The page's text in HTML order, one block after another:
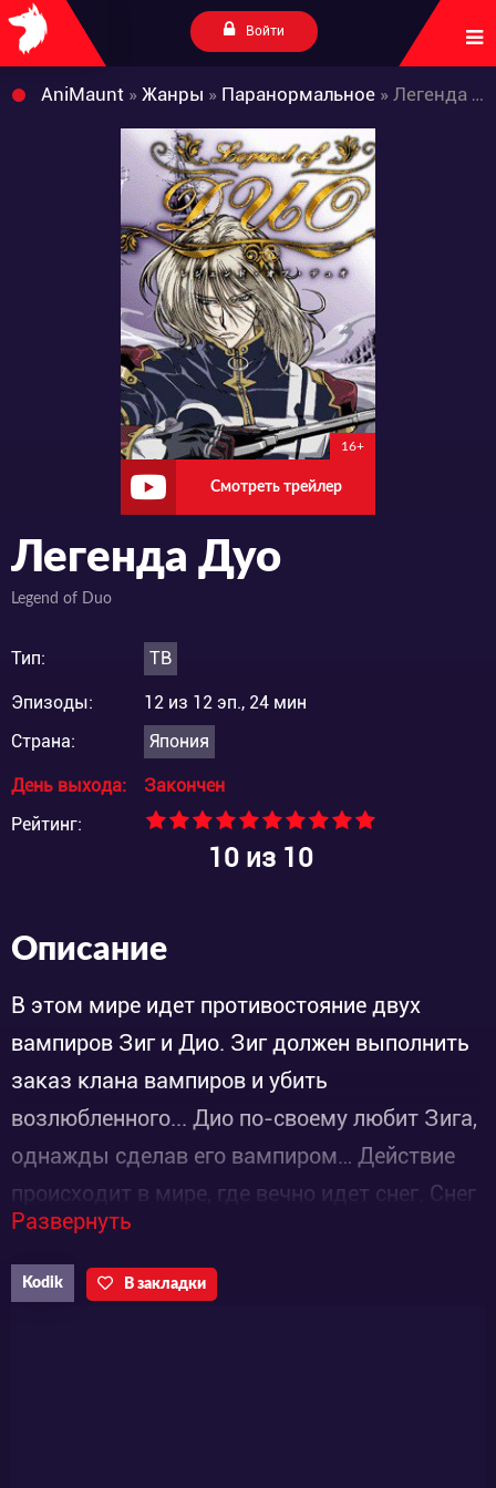
Войти
AniMaunt » Жанры » Паранормальное » Легенда Дуо
16+
Смотреть трейлер
Легенда Дуо
Legend of Duo
Тип: ТВ
Эпизоды:
12 из 12 эп., 24 мин
Страна:
Япония
День выхода:
Закончен
Рейтинг:
10из 10
Описание
В этом мире идет противостояние двух
вампиров Зиг и Дио. Зиг должен выполнить
заказ клана вампиров и убить
возлюбленного... Дио по-своему любит Зига,
однажды сделав его вампиром… Действие
происходит в мире, где вечно идет снег. Снег
везде, город покрыт толстым слоем льда и
инея. Мир, где люди вымирают из-за
вампиров и страшной неизлечимой болезни.
Развернуть
Kodik В закладки